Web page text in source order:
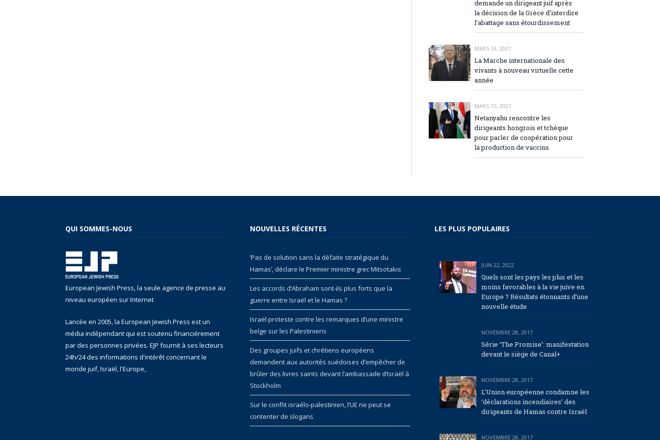
demande un dirigeant juif après
la décision de la Grèce d’interdire
l’abattage sans étourdissement
MARS 19, 2021
La Marche internationale des
vivants à nouveau virtuelle cette
année
MARS 15, 2021
Netanyahu rencontre les
dirigeants hongrois et tchèque
pour parler de coopération pour
la production de vaccins
QUI SOMMES-NOUS
European Jewish Press, la seule agence de presse au
niveau européen sur Internet
Lancée en 2005, la European Jewish Press est un
média indépendant qui est soutenu financiérement
par des personnes privées. EJP fournit à ses lecteurs
24h/24 des informations d'intérêt concernant le
monde juif, Israël, l'Europe,
NOUVELLES RÉCENTES
‘Pas de solution sans la défaite stratégique du
Hamas’, déclare le Premier ministre grec Mitsotakis
Les accords d’Abraham sont-ils plus forts que la
guerre entre Israël et le Hamas ?
Israël proteste contre les remarques d’une ministre
belge sur les Palestiniens
Des groupes juifs et chrétiens européens
demandent aux autorités suédoises d’empêcher de
brûler des livres saints devant l’ambassade d’Israël à
Stockholm
Sur le conflit israélo-palestinien, l’UE ne peut se
contenter de slogans
LES PLUS POPULAIRES
JUIN 22, 2022
Quels sont les pays les plus et les
moins favorables à la vie juive en
Europe ? Résultats étonnants d’une
nouvelle étude
NOVEMBRE 28, 2017
Série ‘The Promise’: manifestation
devant le siège de Canal+
NOVEMBRE 28, 2017
L’Union européenne condamne les
‘déclarations incendiaires’ des
dirigeants de Hamas contre Israël
NOVEMBRE 28, 2017